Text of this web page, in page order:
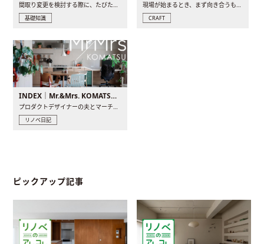
間取り変更を検討する際に、たびたび皆さんの頭を悩ませる動か..
基礎知識
現場が始まるとき、まず向き合うものの一つがコンセントです..
CRAFT
INDEX｜Mr.&Mrs. KOMATSU renovation diary
プロダクトデザイナーの夫とマーチャンダイザーの妻が、夫婦で..
リノベ日記
ピックアップ記事